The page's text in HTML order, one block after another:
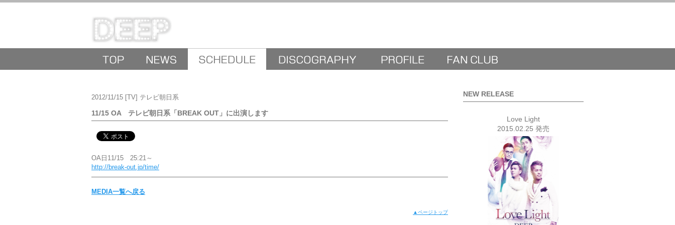
2012/11/15 [TV] テレビ朝日系
11/15 OA テレビ朝日系「BREAK OUT」に出演します
OA日11/15 25:21～
http://break-out.jp/time/
MEDIA一覧へ戻る
▲ページトップ
NEW RELEASE
Love Light
2015.02.25 発売